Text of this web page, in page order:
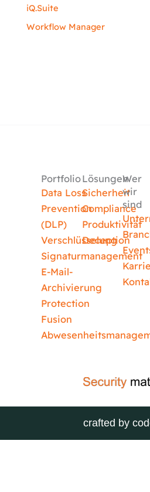
iQ.Suite
Workflow Manager
Portfolio
Data Loss
Prevention
(DLP)
Verschlüsselung
Signaturmanagement
E-Mail-
Archivierung
Protection
Fusion
Lösungen
Sicherheit
Compliance
Produktivität
Deception
Wer
wir
sind
crafted by